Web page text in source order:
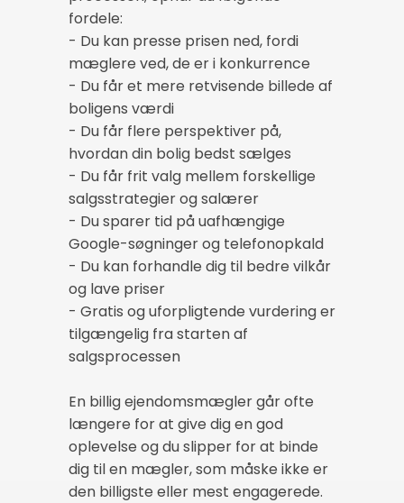
fordele:
- Du kan presse prisen ned, fordi
mæglere ved, de er i konkurrence
- Du får et mere retvisende billede af
boligens værdi
- Du får flere perspektiver på,
hvordan din bolig bedst sælges
- Du får frit valg mellem forskellige
salgsstrategier og salærer
- Du sparer tid på uafhængige
Google-søgninger og telefonopkald
- Du kan forhandle dig til bedre vilkår
og lave priser
- Gratis og uforpligtende vurdering er
tilgængelig fra starten af
salgsprocessen
En billig ejendomsmægler går ofte
længere for at give dig en god
oplevelse og du slipper for at binde
dig til en mægler, som måske ikke er
den billigste eller mest engagerede.